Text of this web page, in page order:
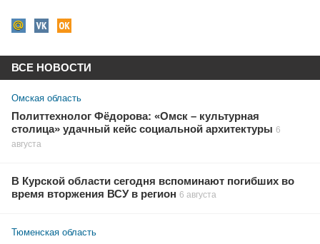
ВСЕ НОВОСТИ
Омская область
Политтехнолог Фёдорова: «Омск – культурная
столица» удачный кейс социальной архитектуры 6
августа
В Курской области сегодня вспоминают погибших во
время вторжения ВСУ в регион 6 августа
Тюменская область